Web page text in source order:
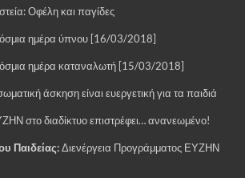
Οφέλη και παγίδες
ημέρα ύπνου [16/03/2018]
ημέρα καταναλωτή [15/03/2018]
άσκηση είναι ευεργετική για τα παιδιά
στο διαδίκτυο επιστρέφει… ανανεωμένο!
Παιδείας:Διενέργεια Προγράμματος ΕΥΖΗΝ